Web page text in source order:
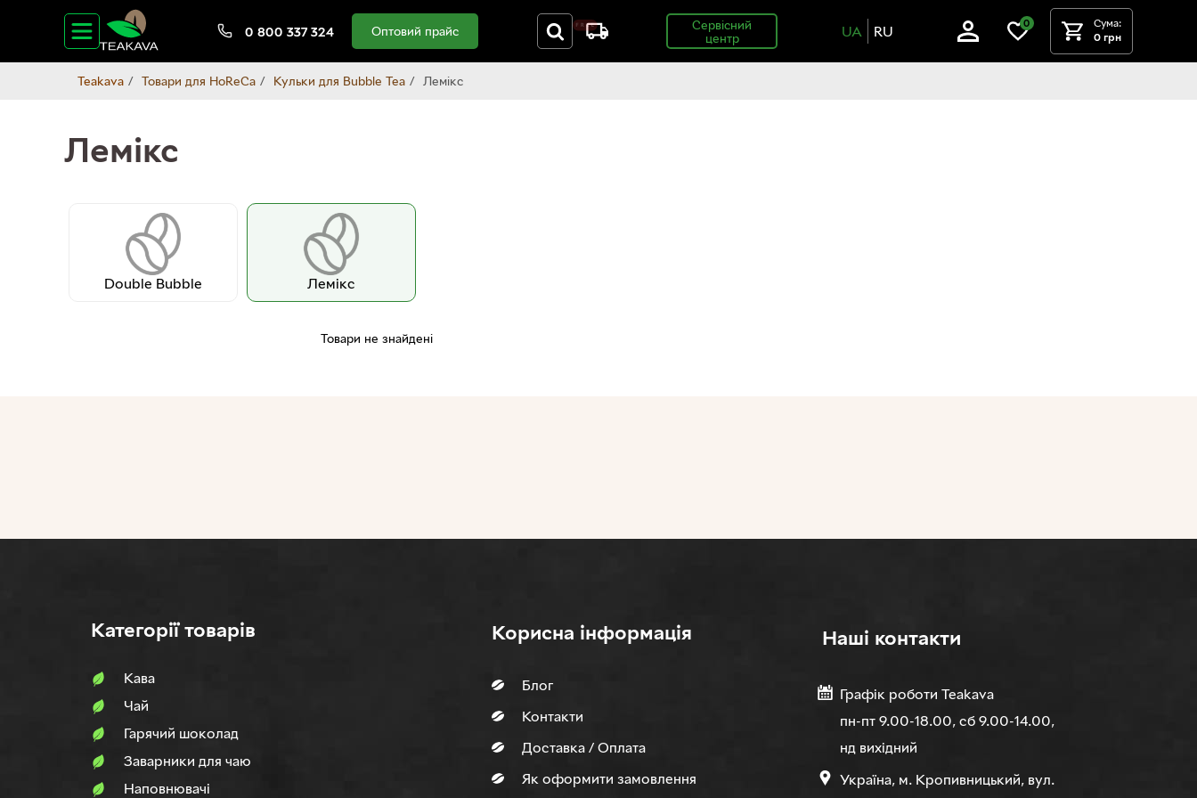
0 800 337 324 Оптовий прайс
Сервісний
центр
UA RU 0
Сума:
0 грн
Teakava Товари для HoReCa Кульки для Bubble Tea Лемікс
Лемікс
Double Bubble Лемікс
Товари не знайдені
Категорії товарів
Кава
Чай
Гарячий шоколад
Заварники для чаю
Наповнювачi
Корисна інформація
Блог
Контакти
Доставка / Оплата
Як оформити замовлення
Нашi контакти
Графік роботи Teakava
пн-пт 9.00-18.00, сб 9.00-14.00,
нд вихідний
Україна, м. Кропивницький, вул.